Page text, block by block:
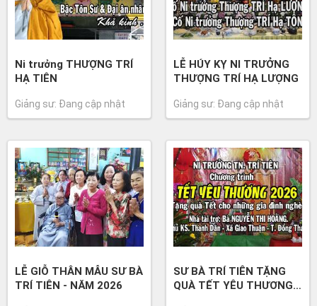
Ni trưởng THƯỢNG TRÍ
HẠ TIÊN
Giảng sư: Đang cập nhật
LỄ HÚY KỴ NI TRƯỞNG
THƯỢNG TRÍ HẠ LƯỢNG
Giảng sư: Đang cập nhật
LỄ GIỖ THÂN MẪU SƯ BÀ
TRÍ TIÊN - NĂM 2026
SƯ BÀ TRÍ TIÊN TẶNG
QUÀ TẾT YÊU THƯƠNG…